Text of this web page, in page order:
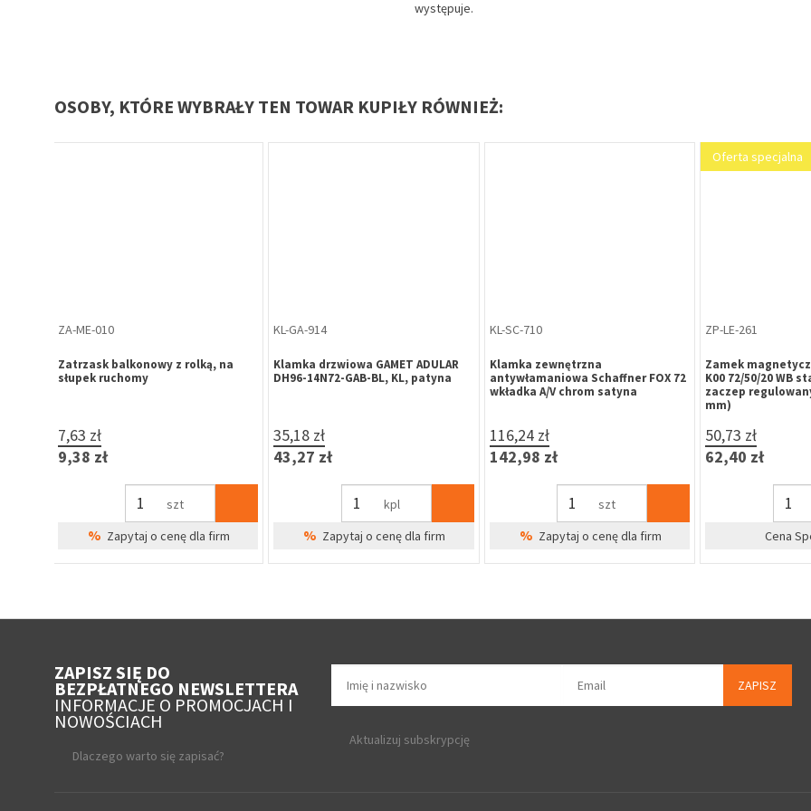
występuje.
OSOBY, KTÓRE WYBRAŁY TEN TOWAR KUPIŁY RÓWNIEŻ:
GA-ME-018
Pochwyt-klamka drzwiowa SATURN
32 85/247 WB biała
64,39 zł
79,20 zł
Cena Specjalna
WK-WA-000
Wkładka Gerda EVO 30/30 nikiel
satyna 5 kluczy atestowana klasa
77,50 zł
95,32 zł
Zapytaj o cenę dla firm
WK-HR-499
Wkładka bębenkowa B-Harko H6
30/30 mm, mosiądz, 6-zastawkowa,
klasa 6.0, 5 kluczy
21,72 zł
26,72 zł
szt
% Zapytaj o cenę dla firm
WK-HR-502
Wkładka
26/36 mm,
klasa 4.0, 3 klucze
19,91 zł
24,49 zł
Zapytaj o
ZAPISZ SIĘ DO
BEZPŁATNEGO NEWSLETTERA
INFORMACJE O PROMOCJACH I
NOWOŚCIACH
Dlaczego warto się zapisać?
ZAPISZ
Aktualizuj subskrypcję